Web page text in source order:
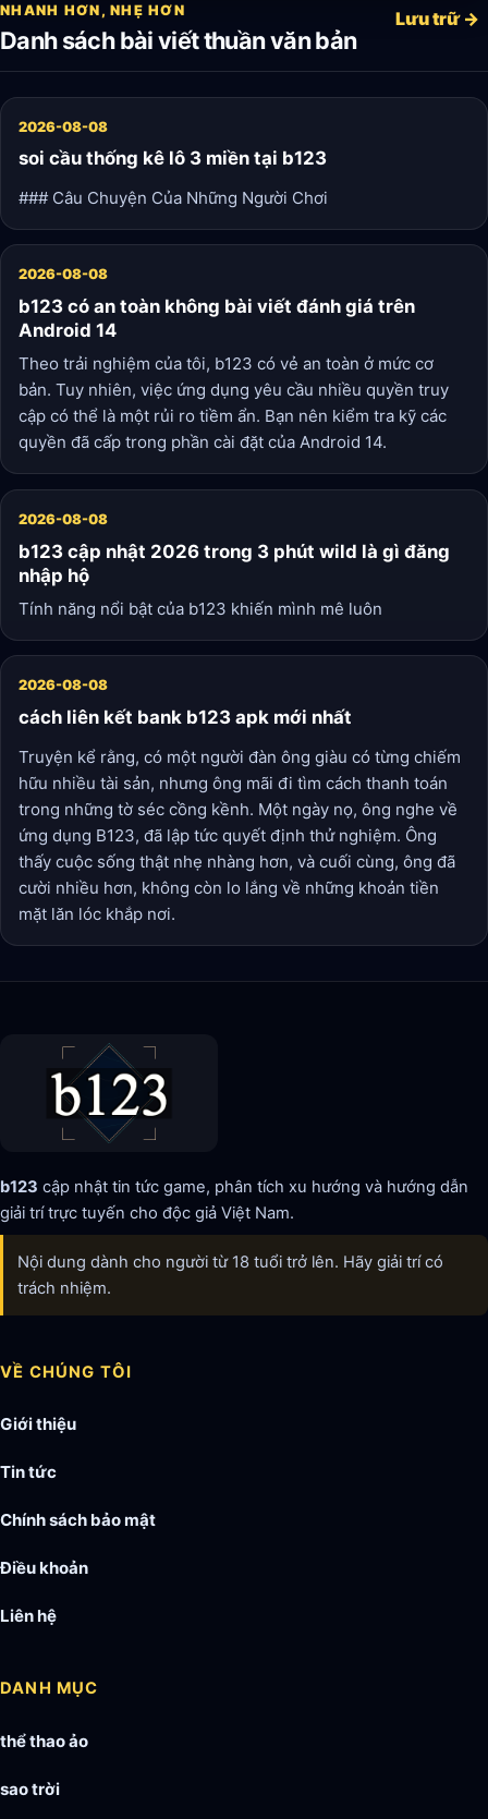
trong việc xử lý mã hóa.
NHANH HƠN, NHẸ HƠN
Danh sách bài viết thuần văn bản
Lưu trữ →
2026-08-08
soi cầu thống kê lô 3 miền tại b123
### Câu Chuyện Của Những Người Chơi
2026-08-08
b123 có an toàn không bài viết đánh giá trên
Android 14
Theo trải nghiệm của tôi, b123 có vẻ an toàn ở mức cơ
bản. Tuy nhiên, việc ứng dụng yêu cầu nhiều quyền truy
cập có thể là một rủi ro tiềm ẩn. Bạn nên kiểm tra kỹ các
quyền đã cấp trong phần cài đặt của Android 14.
2026-08-08
b123 cập nhật 2026 trong 3 phút wild là gì đăng
nhập hộ
Tính năng nổi bật của b123 khiến mình mê luôn
2026-08-08
cách liên kết bank b123 apk mới nhất
Truyện kể rằng, có một người đàn ông giàu có từng chiếm
hữu nhiều tài sản, nhưng ông mãi đi tìm cách thanh toán
trong những tờ séc cồng kềnh. Một ngày nọ, ông nghe về
ứng dụng B123, đã lập tức quyết định thử nghiệm. Ông
thấy cuộc sống thật nhẹ nhàng hơn, và cuối cùng, ông đã
cười nhiều hơn, không còn lo lắng về những khoản tiền
mặt lăn lóc khắp nơi.
b123 cập nhật tin tức game, phân tích xu hướng và hướng dẫn
giải trí trực tuyến cho độc giả Việt Nam.
Nội dung dành cho người từ 18 tuổi trở lên. Hãy giải trí có
trách nhiệm.
VỀ CHÚNG TÔI
Giới thiệu
Tin tức
Chính sách bảo mật
Điều khoản
Liên hệ
DANH MỤC
thể thao ảo
sao trời